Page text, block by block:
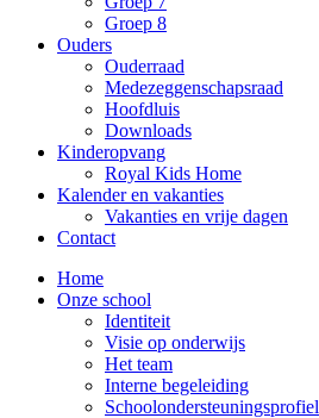
Groep 8
Ouders
Ouderraad
Medezeggenschapsraad
Hoofdluis
Downloads
Kinderopvang
Royal Kids Home
Kalender en vakanties
Vakanties en vrije dagen
Contact
Home
Onze school
Identiteit
Visie op onderwijs
Het team
Interne begeleiding
Schoolondersteuningsprofiel